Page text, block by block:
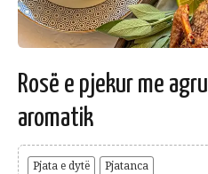
Rosë e pjekur me
aromatik
Pjata e dytë Pjatanca